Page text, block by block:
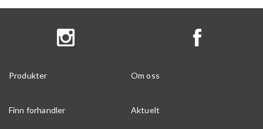
Produkter Om oss
Finn forhandler Aktuelt